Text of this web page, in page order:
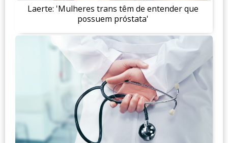
Laerte: 'Mulheres trans têm de entender que
possuem próstata'